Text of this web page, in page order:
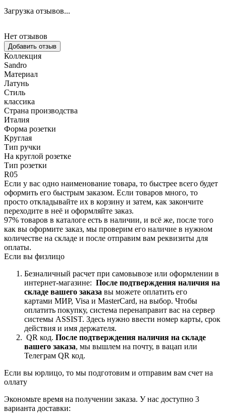
Загрузка отзывов...
Нет отзывов
Добавить отзыв
Коллекция
Sandro
Материал
Латунь
Стиль
классика
Страна производства
Италия
Форма розетки
Круглая
Тип ручки
На круглой розетке
Тип розетки
R05
Если у вас одно наименование товара, то быстрее всего будет
оформить его быстрым заказом. Если товаров много, то
просто откладывайте их в корзину и затем, как закончите
переходите в неё и оформляйте заказ.
97% товаров в каталоге есть в наличии, и всё же, после того
как вы оформите заказ, мы проверим его наличие в нужном
количестве на складе и после отправим вам реквизиты для
оплаты.
Если вы физлицо
Безналичный расчет при самовывозе или оформлении в
интернет-магазине: После подтверждения наличия на
складе вашего заказа вы можете оплатить его
картами МИР, Visa и MasterCard, на выбор. Чтобы
оплатить покупку, система перенаправит вас на сервер
системы ASSIST. Здесь нужно ввести номер карты, срок
действия и имя держателя.
QR код. После подтверждения наличия на складе
вашего заказа, мы вышлем на почту, в вацап или
Телеграм QR код.
Если вы юрлицо, то мы подготовим и отправим вам счет на
оллату
Экономьте время на получении заказа. У нас доступно 3
варианта доставки: